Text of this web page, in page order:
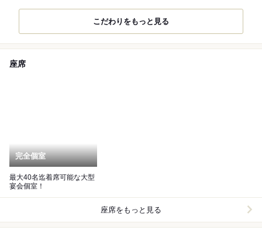
こだわりをもっと見る
座席
完全個室
最大40名迄着席可能な大型
宴会個室！
座席をもっと見る